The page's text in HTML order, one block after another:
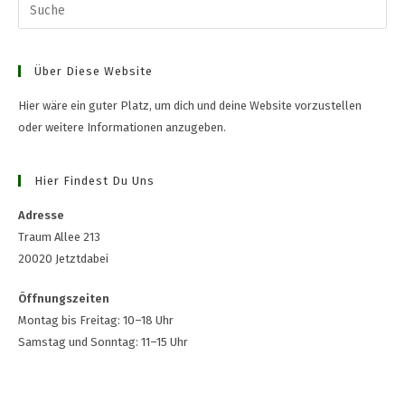
Über Diese Website
Hier wäre ein guter Platz, um dich und deine Website vorzustellen
oder weitere Informationen anzugeben.
Hier Findest Du Uns
Adresse
Traum Allee 213
20020 Jetztdabei
Öffnungszeiten
Montag bis Freitag: 10–18 Uhr
Samstag und Sonntag: 11–15 Uhr